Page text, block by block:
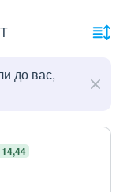
до вас,